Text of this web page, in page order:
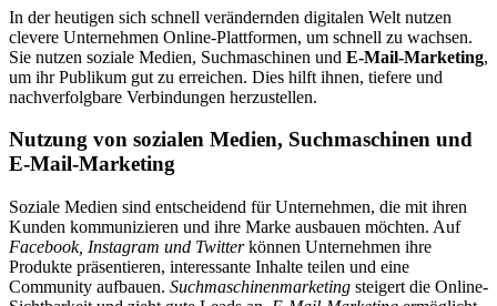
In der heutigen sich schnell verändernden digitalen Welt nutzen
clevere Unternehmen Online-Plattformen, um schnell zu wachsen.
Sie nutzen soziale Medien, Suchmaschinen und E-Mail-Marketing,
um ihr Publikum gut zu erreichen. Dies hilft ihnen, tiefere und
nachverfolgbare Verbindungen herzustellen.
Nutzung von sozialen Medien, Suchmaschinen und
E-Mail-Marketing
Soziale Medien sind entscheidend für Unternehmen, die mit ihren
Kunden kommunizieren und ihre Marke ausbauen möchten. Auf
Facebook, Instagram und Twitterkönnen Unternehmen ihre
Produkte präsentieren, interessante Inhalte teilen und eine
Community aufbauen. Suchmaschinenmarketing steigert die Online-